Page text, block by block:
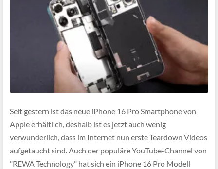
Seit gestern ist das neue iPhone 16 Pro Smartphone von
Apple erhältlich, deshalb ist es jetzt auch wenig
verwunderlich, dass im Internet nun erste Teardown Videos
aufgetaucht sind. Auch der populäre YouTube-Channel von
"REWA Technology" hat sich ein iPhone 16 Pro Modell